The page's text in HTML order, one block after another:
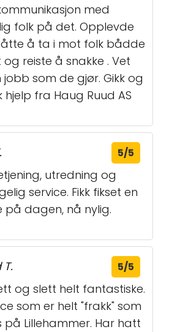
med
folk på det. Opplevde
å ta i mot folk bådde
reiste å snakke . Vet
jobb som de gjør. Gikk og
hjelp fra Haug Ruud AS
5/5
utredning og
service. Fikk fikset en
på dagen, nå nylig.
5/5
og slett helt fantastiske.
som er helt "frakk" som
på Lillehammer. Har hatt